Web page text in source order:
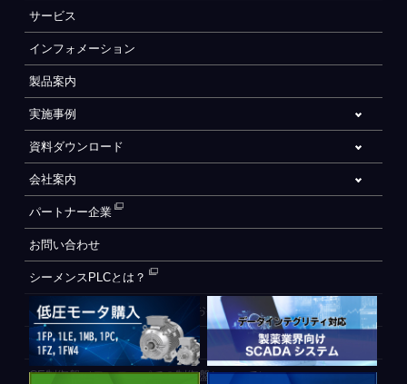
サービス
インフォメーション
製品案内
実施事例
資料ダウンロード
会社案内
パートナー企業
お問い合わせ
シーメンスPLCとは？
自動化設備をご検討されているお客様へ
WEB会員登録フォーム
CE制御盤（ヨーロッパでの制御盤について）